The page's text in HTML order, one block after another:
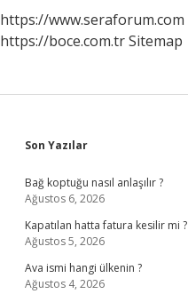
https://www.seraforum.com
https://boce.com.trSitemap
Sidebar
Son Yazılar
Bağ koptuğu nasıl anlaşılır ?
Ağustos 6, 2026
Kapatılan hatta fatura kesilir mi ?
Ağustos 5, 2026
Ava ismi hangi ülkenin ?
Ağustos 4, 2026